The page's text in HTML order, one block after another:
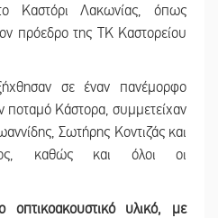
Καστόρι Λακωνίας, όπως
πρόεδρο της ΤΚ Καστορείου
σε έναν πανέμορφο
ποταμό Κάστορα, συμμετείχαν
Σωτήρης Κοντιζάς και
καθώς και όλοι οι
οπτικοακουστικό υλικό, με